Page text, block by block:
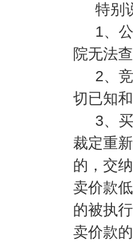
特别
1、
院无法
2、
切已知
3、
裁定重
的，交
卖价款
的被执
卖价款